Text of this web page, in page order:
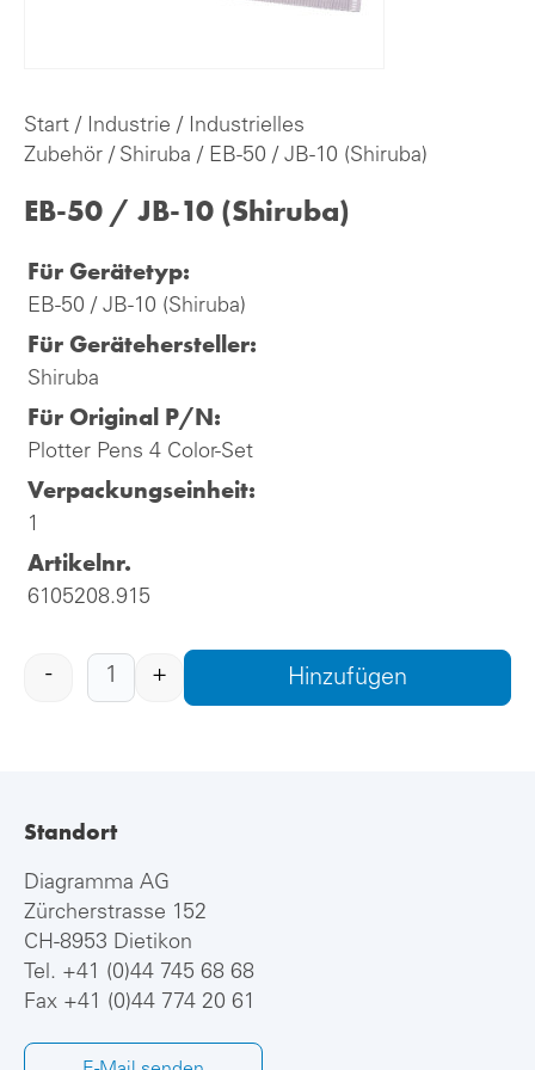
Start / Industrie / Industrielles
Zubehör / Shiruba / EB-50 / JB-10 (Shiruba)
EB-50 / JB-10 (Shiruba)
Für Gerätetyp:
EB-50 / JB-10 (Shiruba)
Für Gerätehersteller:
Shiruba
Für Original P/N:
Plotter Pens 4 Color-Set
Verpackungseinheit:
1
Artikelnr.
6105208.915
- + Hinzufügen
Standort
Diagramma AG
Zürcherstrasse 152
CH-8953 Dietikon
Tel. +41 (0)44 745 68 68
Fax +41 (0)44 774 20 61